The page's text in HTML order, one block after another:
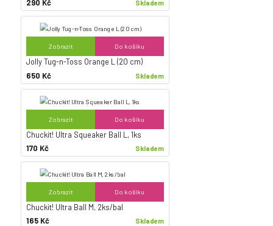
290 Kč Skladem
Zobrazit Do košíku
Jolly Tug-n-Toss Orange L (20 cm)
650 Kč
Skladem
Zobrazit Do košíku
Chuckit! Ultra Squeaker Ball L, 1ks
170 Kč
Skladem
Zobrazit Do košíku
Chuckit! Ultra Ball M, 2ks/bal
165 Kč
Skladem